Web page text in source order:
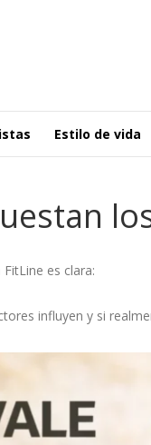
Estilo de vida
es clara:
influyen y si